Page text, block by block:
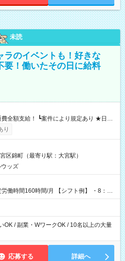
未読
ラのイベントも！好きな
！働いたその日に給料
┗働いたその日に現金GET♪ お仕事後はコ
引き落とせます！ 【試用期間】試
り
区錦町（最寄り駅：大宮駅）
ッズ
時間/月 【シフト例】 ・8：00
OK / 副業・WワークOK / 10名以上の大量
応募する 詳細へ